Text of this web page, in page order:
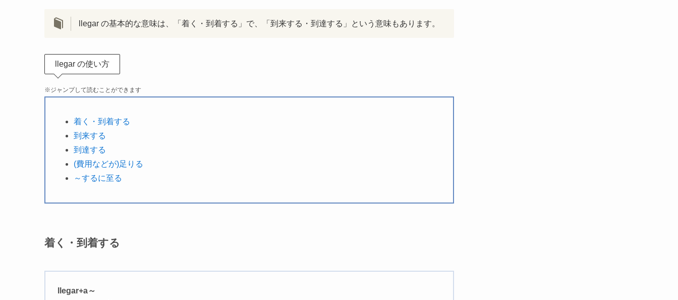
llegar の基本的な意味は、「着く・到着する」で、「到来する・到達する」という意味もあります。
llegar の使い方
※ジャンプして読むことができます
着く・到着する
到来する
到達する
(費用などが)足りる
～するに至る
着く・到着する
llegar+a～